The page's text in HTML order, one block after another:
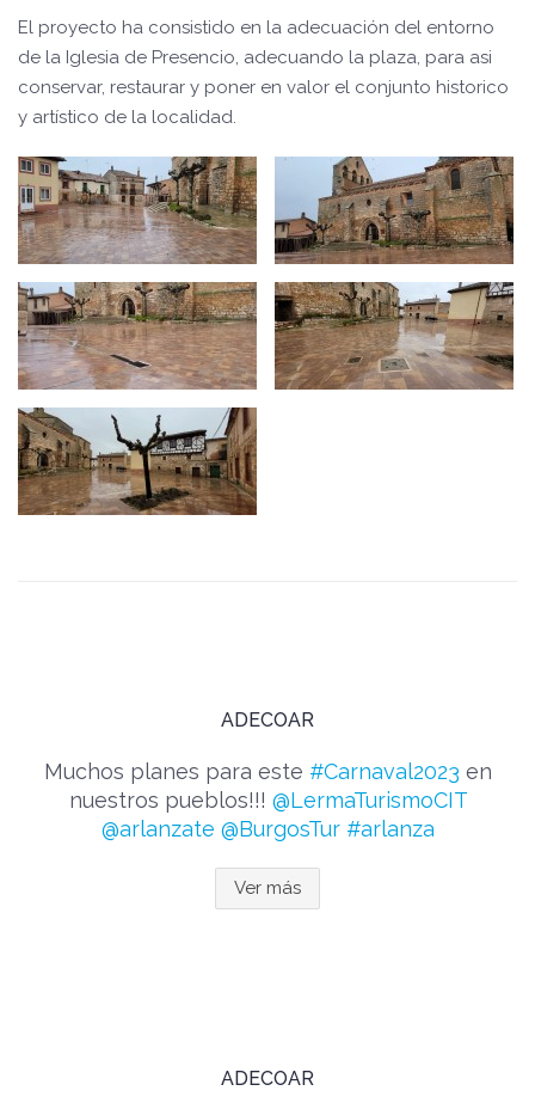
El proyecto ha consistido en la adecuación del entorno
de la Iglesia de Presencio, adecuando la plaza, para asi
conservar, restaurar y poner en valor el conjunto historico
y artístico de la localidad.
ADECOAR
Muchos planes para este #Carnaval2023 en
nuestros pueblos!!! @LermaTurismoCIT
@arlanzate @BurgosTur #arlanza
Ver más
ADECOAR